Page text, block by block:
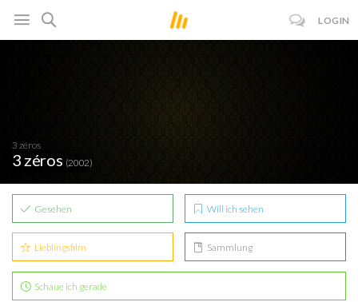
LOGIN
3 zéros
3 zéros (2002)
Gesehen Will ich sehen
Lieblingsfilm Sammlung
Schaue ich gerade